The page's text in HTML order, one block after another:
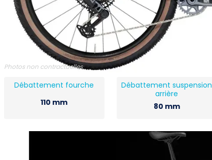
Photos non contractuelles
Débattement fourche
110 mm
Débattement suspension
arrière
80 mm